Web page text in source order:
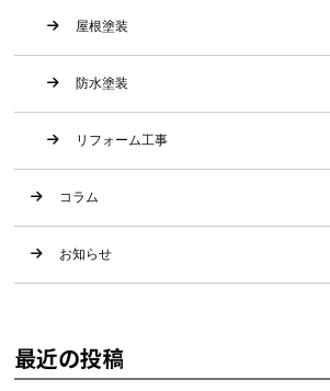
屋根塗装
防水塗装
リフォーム工事
コラム
お知らせ
最近の投稿